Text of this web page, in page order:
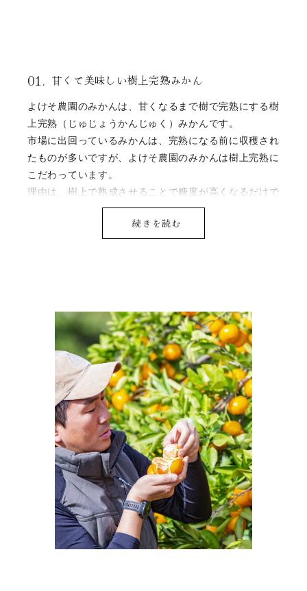
01. 甘くて美味しい樹上完熟みかん
よけそ農園のみかんは、甘くなるまで樹で完熟にする樹
上完熟（じゅじょうかんじゅく）みかんです。
市場に出回っているみかんは、完熟になる前に収穫され
たものが多いですが、よけそ農園のみかんは樹上完熟に
こだわっています。
理由は、樹上で熟成させることで糖度が高くなるだけで
なく、果肉を包んでいる皮（じょうのう）が薄くなり、
味・食感とも、絶妙な仕上がりになるからです。
しか収穫できない品種もあります。
それでも、「本当に完熟した美味しいみかんを届けた
い」という思いから、犠牲を生みつつも、なんとか生き
残ったみかんを手選別し、丁寧に箱詰めしてお届けして
います。 ※品種によっては完全に着色していない状態
が完熟の状態であるみかんもあります。（YN26など）
続きを読む